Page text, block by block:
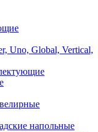
Uno, Global, Vertical,
напольные